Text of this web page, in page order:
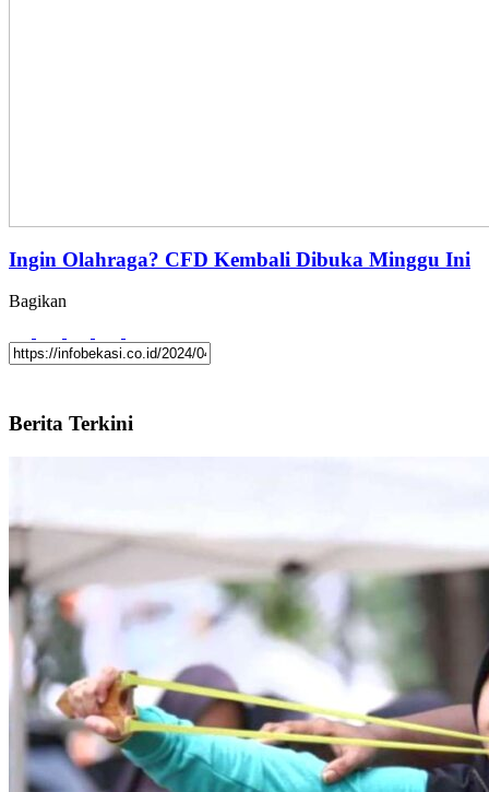
Ingin Olahraga? CFD Kembali Dibuka Minggu Ini
Bagikan
Berita Terkini